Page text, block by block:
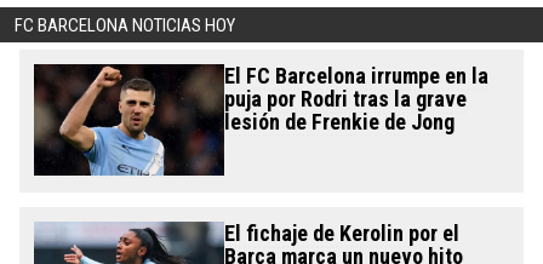
FC BARCELONA NOTICIAS HOY
El FC Barcelona irrumpe en la
puja por Rodri tras la grave
lesión de Frenkie de Jong
El fichaje de Kerolin por el
Barça marca un nuevo hito